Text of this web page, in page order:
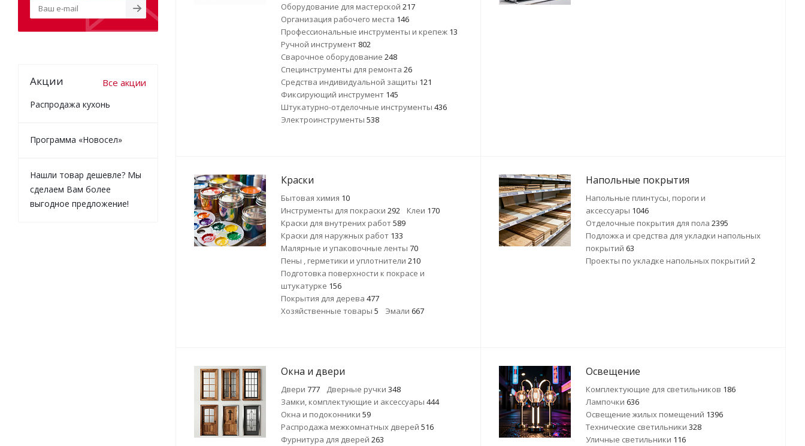
Оборудование для мастерской 217
Организация рабочего места 146
Профессиональные инструменты и крепеж 13
Ручной инструмент 802
Сварочное оборудование 248
Специнструменты для ремонта 26
Средства индивидуальной защиты 121
Фиксирующий инструмент 145
Штукатурно-отделочные инструменты 436
Электроинструменты 538
Краски
Бытовая химия 10
Инструменты для покраски 292 Клеи 170
Краски для внутрених работ589
Краски для наружных работ 133
Малярные и упаковочные ленты 70
Пены , герметики и уплотнители 210
Подготовка поверхности к покрасе и
штукатурке 156
Покрытия для дерева 477
Хозяйственные товары 5 Эмали 667
Напольные покрытия
Напольные плинтусы, пороги и
аксессуары 1046
Отделочные покрытия для пола 2395
Подложка и средства для укладки напольных
покрытий 63
Проекты по укладке напольных покрытий 2
Окна и двери
Двери 777 Дверные ручки 348
Замки, комплектующие и аксессуары 444
Окна и подоконники 59
Распродажа межкомнатных дверей 516
Фурнитура для дверей 263
Освещение
Комплектующие для светильников 186
Лампочки 636
Освещение жилых помещений 1396
Технические светильники 328
Уличные светильники 116
Акции Все акции
Распродажа кухонь
Программа «Новосел»
Нашли товар дешевле? Мы
сделаем Вам более
выгодное предложение!